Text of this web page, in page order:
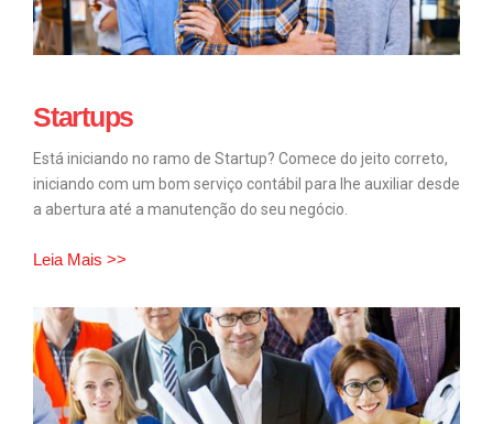
Startups
Está iniciando no ramo de Startup? Comece do jeito correto,
iniciando com um bom serviço contábil para lhe auxiliar desde
a abertura até a manutenção do seu negócio.
Leia Mais >>